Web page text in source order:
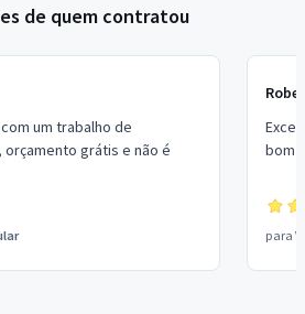
de quem contratou
um trabalho de
orçamento grátis e não é
bom
para